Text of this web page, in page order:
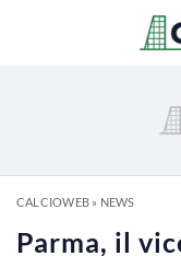
CALCIOWEB» NEWS
Parma, il